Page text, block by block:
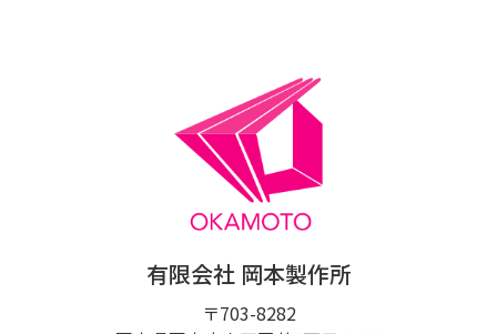
有限会社 岡本製作所
〒703-8282